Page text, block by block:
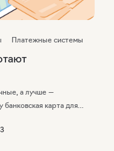
Платежные системы
а лучше —
банковская карта для
карты